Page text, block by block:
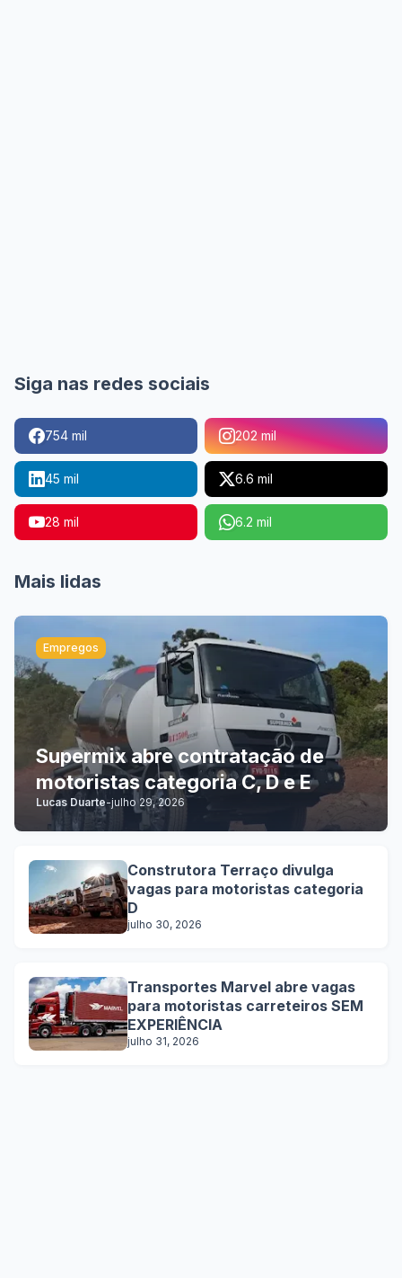
Siga nas redes sociais
754 mil 202 mil
45 mil 6.6 mil
28 mil 6.2 mil
Mais lidas
Empregos
Supermix abre contratação de
motoristas categoria C, D e E
Lucas Duarte-julho 29, 2026
Construtora Terraço divulga
vagas para motoristas categoria
D
julho 30, 2026
Transportes Marvel abre vagas
para motoristas carreteiros SEM
EXPERIÊNCIA
julho 31, 2026